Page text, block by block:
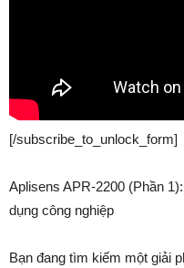
[/subscribe_to_unlock_form]
Aplisens APR-2200 (Phần
dụng công nghiệp
Bạn đang tìm kiếm một giải